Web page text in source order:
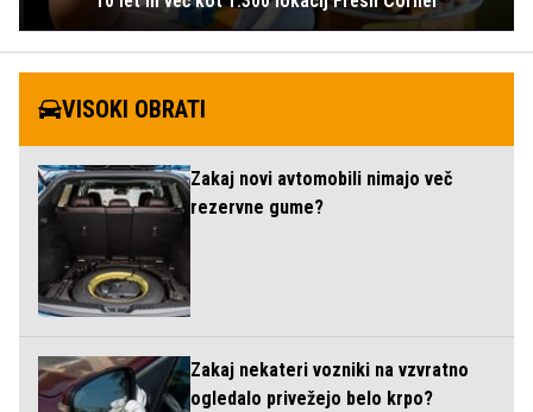
VISOKI OBRATI
Zakaj novi avtomobili nimajo več
rezervne gume?
Zakaj nekateri vozniki na vzvratno
ogledalo privežejo belo krpo?